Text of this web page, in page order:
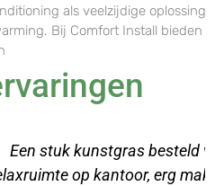
als veelzijdige oplossing
Bij Comfort Install bieden
besteld voor onze
erg makkelijk aan te